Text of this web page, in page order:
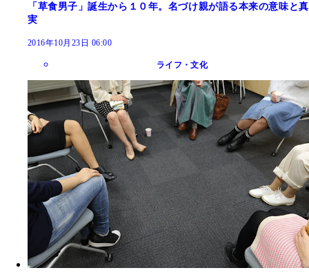
「草食男子」誕生から１０年。名づけ親が語る本来の意味と真
実
2016年10月23日 06:00
ライフ・文化